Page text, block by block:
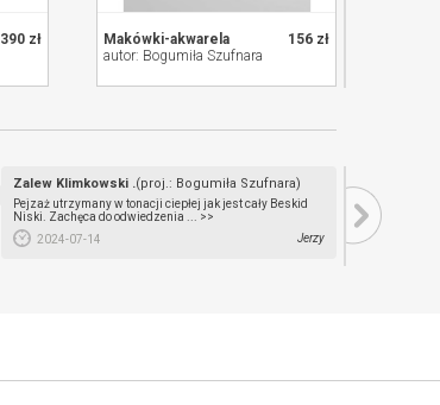
390 zł 156 zł
Makówki-akwarela
autor: Bogumiła Szufnara
Zalew Klimkowski .(proj.: Bogumiła Szufnara)
Pejzaż utrzymany w tonacji ciepłej jak jest cały Beskid
Niski. Zachęca do odwiedzenia ... >>
2024-07-14
Jerzy